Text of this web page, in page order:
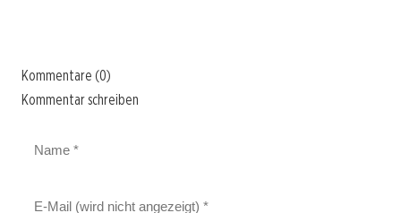
Kommentare (0)
Kommentar schreiben